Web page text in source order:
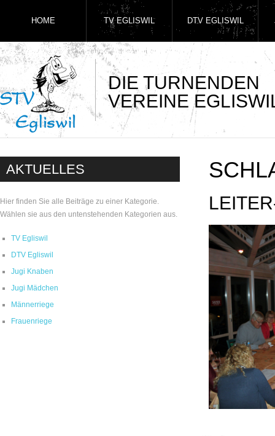
DIE TURNENDEN
VEREINE
HOME TV EGLISWIL DTV EGLISWIL
AKTUELLES
Hier finden Sie alle Beiträge zu einer Kategorie.
Wählen sie aus den untenstehenden Kategorien aus.
TV Egliswil
DTV Egliswil
Jugi Knaben
Jugi Mädchen
Männerriege
Frauenriege